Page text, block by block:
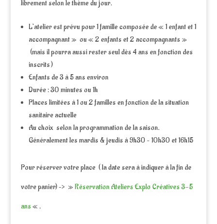
librement selon le thème du jour.
L’atelier est prévu pour 1 famille composée de « 1 enfant et 1
accompagnant » ou « 2 enfants et 2 accompagnants »
(mais il pourra aussi rester seul dès 4 ans en fonction des
inscrits )
Enfants de 3 à 5 ans environ
Durée : 30 minutes ou 1h
Places limitées à 1 ou 2 familles en fonction de la situation
sanitaire actuelle
Au choix selon la programmation de la saison.
Généralement les mardis & jeudis à 9h30 – 10h30 et 16h15
Pour réserver votre place ( la date sera à indiquer à la fin de
votre panier) –> »Réservation Ateliers Explo Créatives 3-5
ans « .